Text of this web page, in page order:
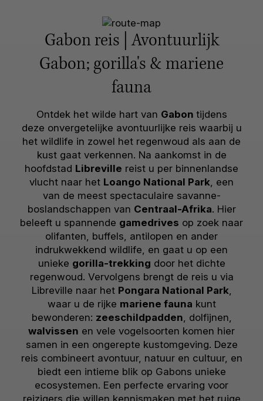
Gabon reis | Avontuurlijk
Gabon; gorilla's & mariene
fauna
Ontdek het wilde hart van Gabon tijdens
deze onvergetelijke avontuurlijke reis waarbij u
het wildlife in zowel het regenwoud als aan de
kust gaat verkennen. Na aankomst in de
hoofdstad Libreville reist u per binnenlandse
vlucht naar het Loango National Park, een
van de meest spectaculaire savanne-
boslandschappen van Centraal-Afrika. Hier
beleeft u spannende gamedrives op zoek naar
olifanten, buffels, antilopen en ander
indrukwekkend wildlife, en gaat u op een
unieke gorilla-trekking door het dichte
regenwoud. Vervolgens brengt de reis u via
Libreville naar het Pongara National Park,
waar u de rijke mariene fauna kunt
bewonderen: zeeschildpadden, dolfijnen,
walvissen en vele vogelsoorten komen hier
samen in een ongerepte kustomgeving. Deze
reis combineert avontuur, natuur en cultuur, en
biedt een intieme blik op Gabons unieke
ecosystemen. Een perfecte ervaring voor
reizigers die willen kennismaken met het ruige